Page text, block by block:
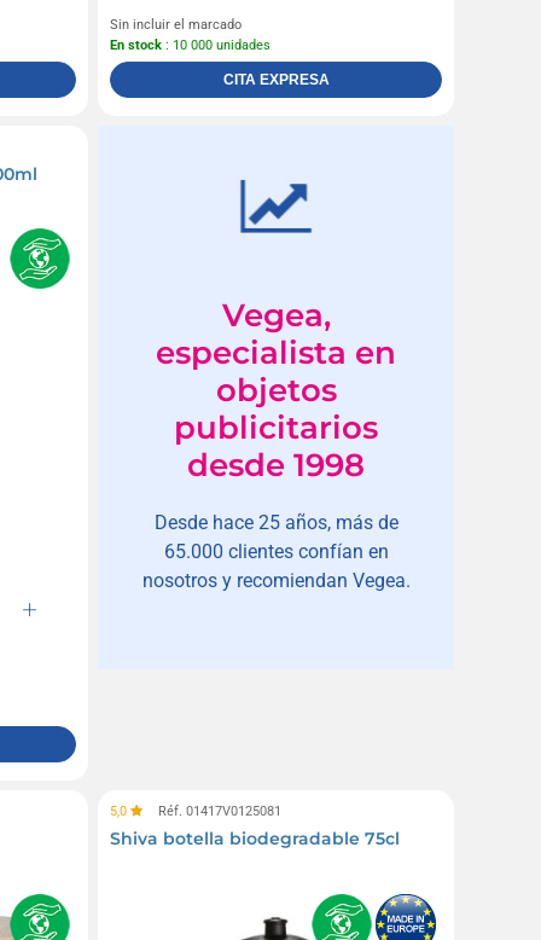
Sin incluir el marcado
En stock : 10 000 unidades
CITA EXPRESA
Vegea,
especialista en
objetos
publicitarios
desde 1998
Desde hace 25 años, más de
65.000 clientes confían en
nosotros y recomiendan Vegea.
5,0 Réf. 01417V0125081
Shiva botella biodegradable 75cl